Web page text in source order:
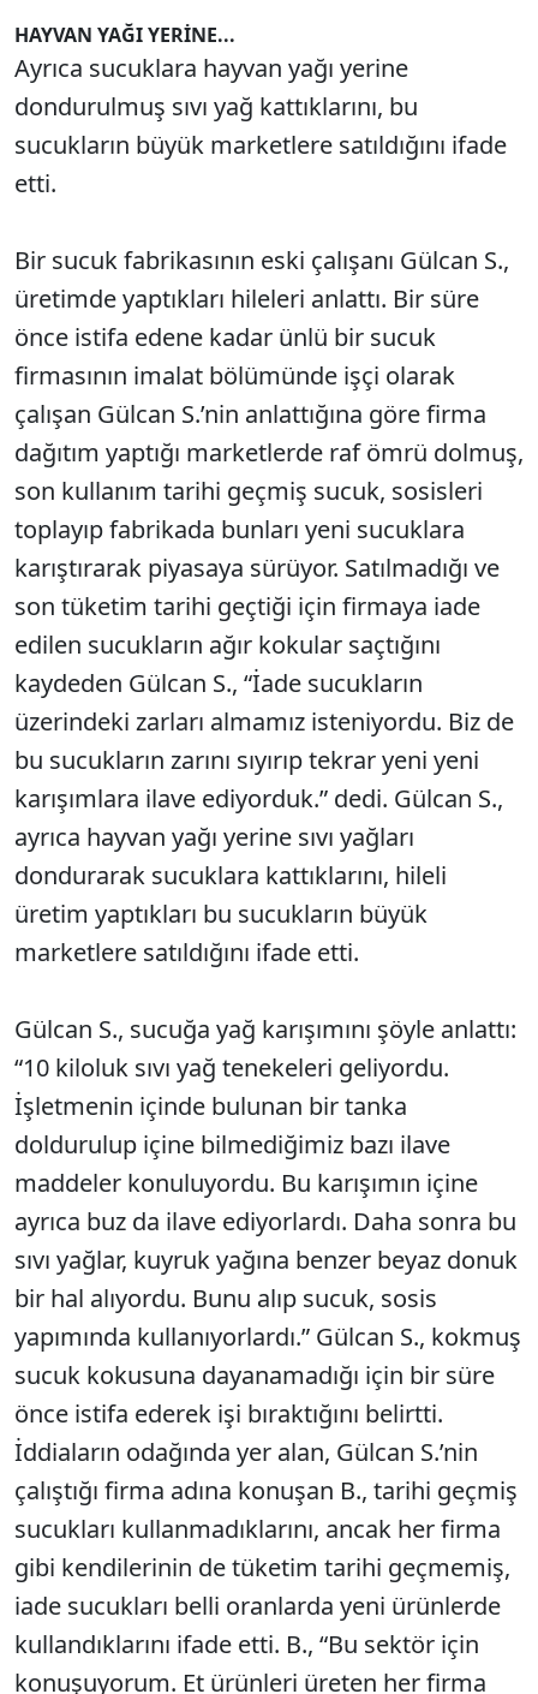
HAYVAN YAĞI YERİNE...
Ayrıca sucuklara hayvan yağı yerine
dondurulmuş sıvı yağ kattıklarını, bu
sucukların büyük marketlere satıldığını ifade
etti.
Bir sucuk fabrikasının eski çalışanı Gülcan S.,
üretimde yaptıkları hileleri anlattı. Bir süre
önce istifa edene kadar ünlü bir sucuk
firmasının imalat bölümünde işçi olarak
çalışan Gülcan S.’nin anlattığına göre firma
dağıtım yaptığı marketlerde raf ömrü dolmuş,
son kullanım tarihi geçmiş sucuk, sosisleri
toplayıp fabrikada bunları yeni sucuklara
karıştırarak piyasaya sürüyor. Satılmadığı ve
son tüketim tarihi geçtiği için firmaya iade
edilen sucukların ağır kokular saçtığını
kaydeden Gülcan S., “İade sucukların
üzerindeki zarları almamız isteniyordu. Biz de
bu sucukların zarını sıyırıp tekrar yeni yeni
karışımlara ilave ediyorduk.” dedi. Gülcan S.,
ayrıca hayvan yağı yerine sıvı yağları
dondurarak sucuklara kattıklarını, hileli
üretim yaptıkları bu sucukların büyük
marketlere satıldığını ifade etti.
Gülcan S., sucuğa yağ karışımını şöyle anlattı:
“10 kiloluk sıvı yağ tenekeleri geliyordu.
İşletmenin içinde bulunan bir tanka
doldurulup içine bilmediğimiz bazı ilave
maddeler konuluyordu. Bu karışımın içine
ayrıca buz da ilave ediyorlardı. Daha sonra bu
sıvı yağlar, kuyruk yağına benzer beyaz donuk
bir hal alıyordu. Bunu alıp sucuk, sosis
yapımında kullanıyorlardı.” Gülcan S., kokmuş
sucuk kokusuna dayanamadığı için bir süre
önce istifa ederek işi bıraktığını belirtti.
İddiaların odağında yer alan, Gülcan S.’nin
çalıştığı firma adına konuşan B., tarihi geçmiş
sucukları kullanmadıklarını, ancak her firma
gibi kendilerinin de tüketim tarihi geçmemiş,
iade sucukları belli oranlarda yeni ürünlerde
kullandıklarını ifade etti. B., “Bu sektör için
konuşuyorum. Et ürünleri üreten her firma